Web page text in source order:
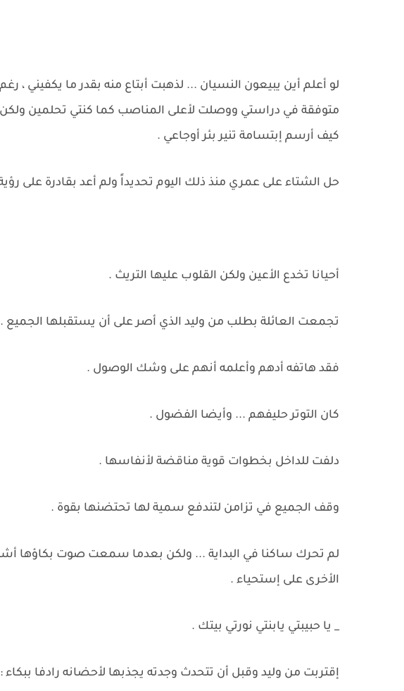
لو أعلم أين يبيعون النسيان ... لذهبت أبتاع منه بقدر ما يكفيني ،
متوفقة في دراستي ووصلت لأعلى المناصب كما كنتي تحلمين
كيف أرسم إبتسامة تنير بئر أوجاعي .
حل الشتاء على عمري منذ ذلك اليوم تحديداً ولم أعد بقادرة على
أحيانا تخدع الأعين ولكن القلوب عليها التريث .
تجمعت العائلة بطلب من وليد الذي أصر على أن يستقبلها الجميع .
فقد هاتفه أدهم وأعلمه أنهم على وشك الوصول .
كان التوتر حليفهم ... وأيضا الفضول .
دلفت للداخل بخطوات قوية مناقضة لأنفاسها .
وقف الجميع في تزامن لتندفع سمية لها تحتضنها بقوة .
لم تحرك ساكنا في البداية ... ولكن بعدما سمعت صوت بكاؤها
الأخرى على إستحياء .
_ يا حبيبتي يابنتي نورتي بيتك .
إقتربت من وليد وقبل أن تتحدث وجدته يجذبها لأحضانه رادفا ببكاء :